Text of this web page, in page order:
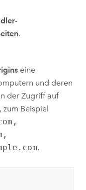
-
.
eine
und deren
der Zugriff auf
zum Beispiel
.